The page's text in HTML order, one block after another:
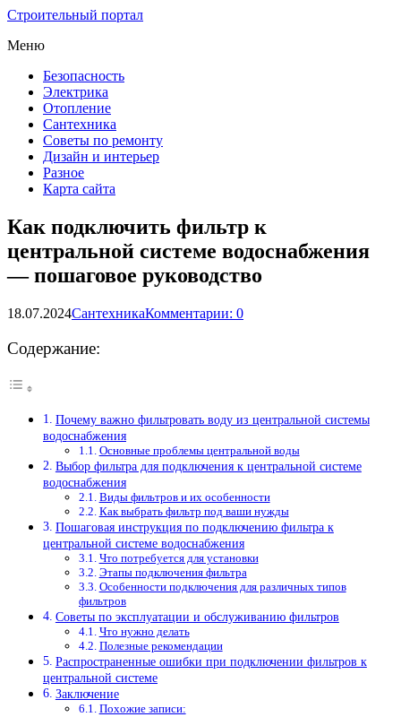
Строительный портал
Меню
Безопасность
Электрика
Отопление
Сантехника
Советы по ремонту
Дизайн и интерьер
Разное
Карта сайта
Как подключить фильтр к
центральной системе водоснабжения
— пошаговое руководство
18.07.2024СантехникаКомментарии: 0
Содержание:
Почему важно фильтровать воду из центральной системы
водоснабжения
Основные проблемы центральной воды
Выбор фильтра для подключения к центральной системе
водоснабжения
Виды фильтров и их особенности
Как выбрать фильтр под ваши нужды
Пошаговая инструкция по подключению фильтра к
центральной системе водоснабжения
Что потребуется для установки
Этапы подключения фильтра
Особенности подключения для различных типов
фильтров
Советы по эксплуатации и обслуживанию фильтров
Что нужно делать
Полезные рекомендации
Распространенные ошибки при подключении фильтров к
центральной системе
Заключение
Похожие записи: